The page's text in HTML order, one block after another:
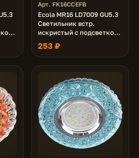
и
Арт. FK16CCEFB
Ecola MR16 LD7009 GU5.3
Светильник встр.
искристый с подсветкой
"Кристалл" Прозрачный и
Черный / Хром 30x95
253 ₽